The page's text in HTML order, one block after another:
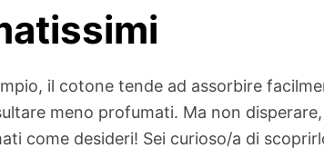
il cotone tende ad assorbire
meno profumati. Ma non disperare,
come desideri! Sei curioso/a di